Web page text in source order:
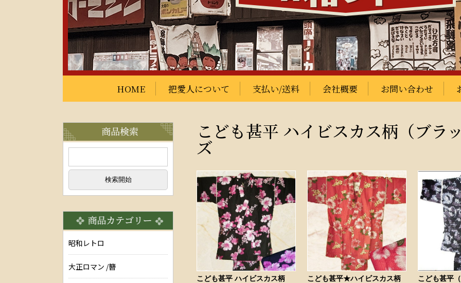
HOME 把愛人について 支払い/送料 会社概要 お問い合わせ
こども甚平 ハイビスカス柄（ブラ
ズ
こども甚平 ハイビスカス柄
こども甚平★ハイビスカス柄
こども甚平
昭和レトロ
大正ロマン /簪